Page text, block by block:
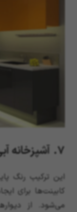
7. آشپزخانه آبی و قهوه‌ای
این ترکیب رنگ
کابینت‌ها برای
می‌شود. از